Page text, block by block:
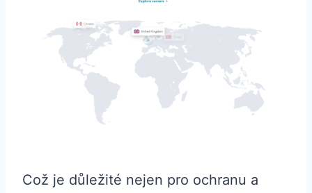
Což je důležité nejen pro ochranu a